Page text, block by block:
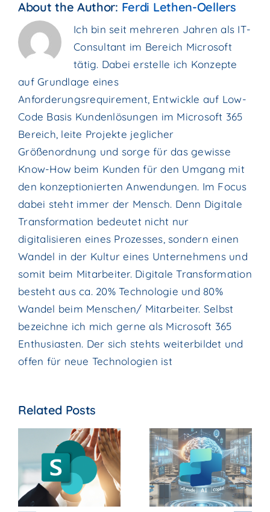
About the Author: Ferdi Lethen-Oellers
Ich bin seit mehreren Jahren als IT-
Consultant im Bereich Microsoft
tätig. Dabei erstelle ich Konzepte
auf Grundlage eines
Anforderungsrequirement, Entwickle auf Low-
Code Basis Kundenlösungen im Microsoft 365
Bereich, leite Projekte jeglicher
Größenordnung und sorge für das gewisse
Know-How beim Kunden für den Umgang mit
den konzeptionierten Anwendungen. Im Focus
dabei steht immer der Mensch. Denn Digitale
Transformation bedeutet nicht nur
digitalisieren eines Prozesses, sondern einen
Wandel in der Kultur eines Unternehmens und
somit beim Mitarbeiter. Digitale Transformation
besteht aus ca. 20% Technologie und 80%
Wandel beim Menschen/ Mitarbeiter. Selbst
bezeichne ich mich gerne als Microsoft 365
Enthusiasten. Der sich stehts weiterbildet und
offen für neue Technologien ist
Related Posts